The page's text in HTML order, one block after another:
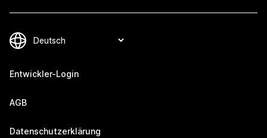
Entwickler-Login
AGB
Datenschutzerklärung